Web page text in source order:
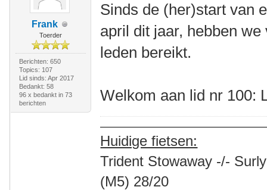
Frank
Toerder
Berichten: 650
Topics: 107
Lid sinds: Apr 2017
Bedankt: 58
96 x bedankt in 73
berichten
Sinds de (her)start van
april dit jaar, hebben
leden bereikt.
Welkom aan lid nr 100:
Huidige fietsen:
Trident Stowaway -/-
(M5) 28/20